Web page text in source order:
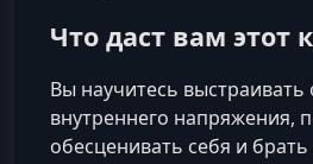
Что даст вам этот
Вы научитесь
внутреннего напряжения,
обесценивать себя и